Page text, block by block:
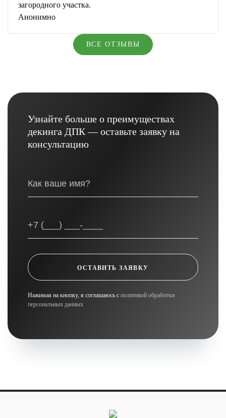
загородного участка.
Анонимно
ВСЕ ОТЗЫВЫ
Узнайте больше о преимуществах
декинга ДПК — оставьте заявку на
консультацию
ОСТАВИТЬ ЗАЯВКУ
Нажимая на кнопку, я соглашаюсь с политикой обработки
персональных данных